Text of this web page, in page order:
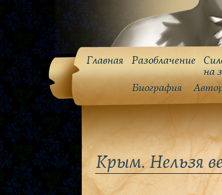
Главная Разоблачение
на
Биография
Крым. Нельзя